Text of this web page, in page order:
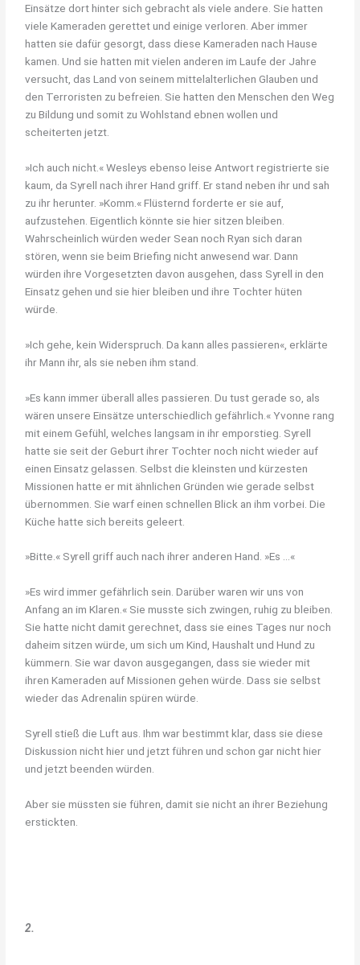
Einsätze dort hinter sich gebracht als viele andere. Sie hatten
viele Kameraden gerettet und einige verloren. Aber immer
hatten sie dafür gesorgt, dass diese Kameraden nach Hause
kamen. Und sie hatten mit vielen anderen im Laufe der Jahre
versucht, das Land von seinem mittelalterlichen Glauben und
den Terroristen zu befreien. Sie hatten den Menschen den Weg
zu Bildung und somit zu Wohlstand ebnen wollen und
scheiterten jetzt.
»Ich auch nicht.« Wesleys ebenso leise Antwort registrierte sie
kaum, da Syrell nach ihrer Hand griff. Er stand neben ihr und sah
zu ihr herunter. »Komm.« Flüsternd forderte er sie auf,
aufzustehen. Eigentlich könnte sie hier sitzen bleiben.
Wahrscheinlich würden weder Sean noch Ryan sich daran
stören, wenn sie beim Briefing nicht anwesend war. Dann
würden ihre Vorgesetzten davon ausgehen, dass Syrell in den
Einsatz gehen und sie hier bleiben und ihre Tochter hüten
würde.
»Ich gehe, kein Widerspruch. Da kann alles passieren«, erklärte
ihr Mann ihr, als sie neben ihm stand.
»Es kann immer überall alles passieren. Du tust gerade so, als
wären unsere Einsätze unterschiedlich gefährlich.« Yvonne rang
mit einem Gefühl, welches langsam in ihr emporstieg. Syrell
hatte sie seit der Geburt ihrer Tochter noch nicht wieder auf
einen Einsatz gelassen. Selbst die kleinsten und kürzesten
Missionen hatte er mit ähnlichen Gründen wie gerade selbst
übernommen. Sie warf einen schnellen Blick an ihm vorbei. Die
Küche hatte sich bereits geleert.
»Bitte.« Syrell griff auch nach ihrer anderen Hand. »Es …«
»Es wird immer gefährlich sein. Darüber waren wir uns von
Anfang an im Klaren.« Sie musste sich zwingen, ruhig zu bleiben.
Sie hatte nicht damit gerechnet, dass sie eines Tages nur noch
daheim sitzen würde, um sich um Kind, Haushalt und Hund zu
kümmern. Sie war davon ausgegangen, dass sie wieder mit
ihren Kameraden auf Missionen gehen würde. Dass sie selbst
wieder das Adrenalin spüren würde.
Syrell stieß die Luft aus. Ihm war bestimmt klar, dass sie diese
Diskussion nicht hier und jetzt führen und schon gar nicht hier
und jetzt beenden würden.
Aber sie müssten sie führen, damit sie nicht an ihrer Beziehung
erstickten.
2.